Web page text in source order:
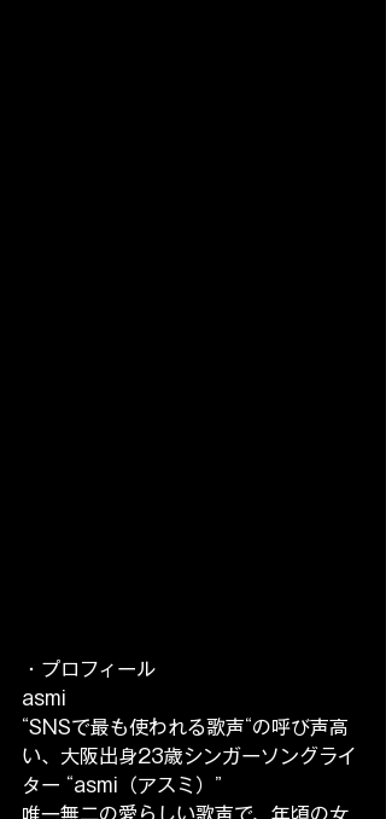
・プロフィール
asmi
“SNSで最も使われる歌声“の呼び声高
い、大阪出身23歳シンガーソングライ
ター “asmi（アスミ）”
唯一無二の愛らしい歌声で、年頃の女